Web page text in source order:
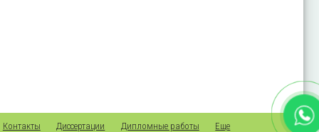
Контакты Диссертации Дипломные работы Еще